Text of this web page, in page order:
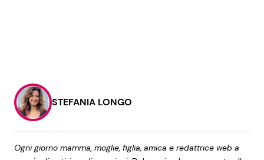
STEFANIA LONGO
Ogni giorno mamma, moglie, figlia, amica e redattrice web a